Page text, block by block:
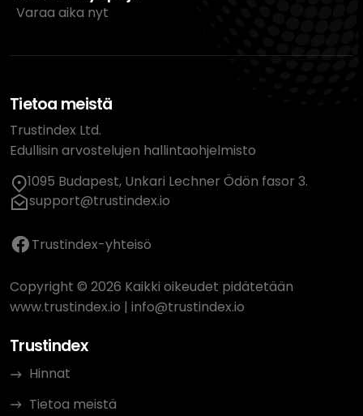
Varaa aika nyt
Tietoa meistä
Trustindex Ltd.
Edullisin arvostelujen hallintaohjelmisto
1095 Budapest, Unkari Lechner Ödön fasor 3.
support@trustindex.io
Trustindex-yhteisö
Copyright © 2026 Kaikki oikeudet pidätetään
www.trustindex.io | info@trustindex.io
Trustindex
Hinnat
Tietoa meistä